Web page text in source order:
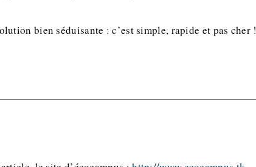
bien séduisante : c’est simple, rapide et pas cher !